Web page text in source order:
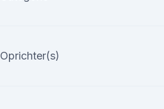
Oprichter(s)